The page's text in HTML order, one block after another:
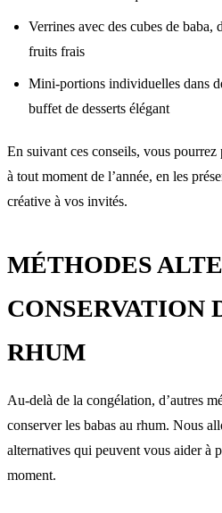
Verrines avec des cubes de baba,
fruits frais
Mini-portions individuelles dans
buffet de desserts élégant
En suivant ces conseils, vous
à tout moment de l’année, en les
créative à vos invités.
MÉTHODES
CONSERVATION
RHUM
Au-delà de la congélation, d’autres
conserver les babas au rhum. Nous
alternatives qui peuvent vous aider à
moment.